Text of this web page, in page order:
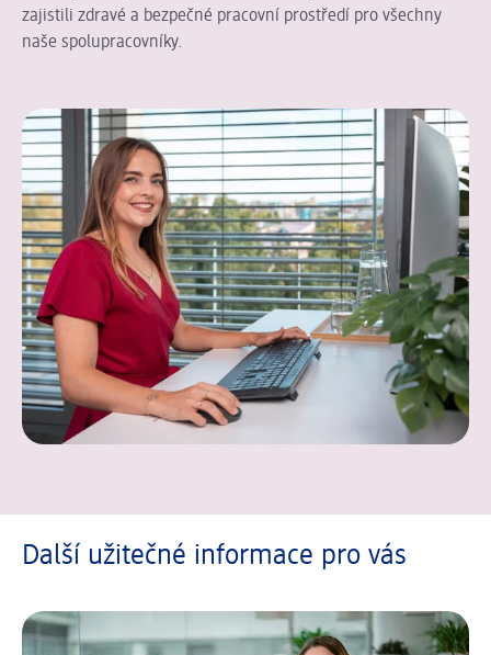
zajistili zdravé a bezpečné pracovní prostředí pro všechny
naše spolupracovníky.
Další užitečné informace pro vás